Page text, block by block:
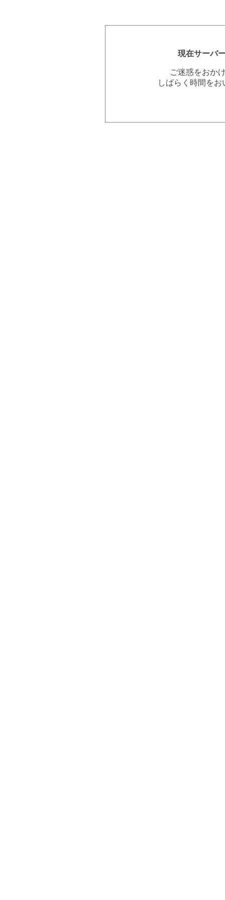
現在サーバ
ご迷惑をおか
しばらく時間を